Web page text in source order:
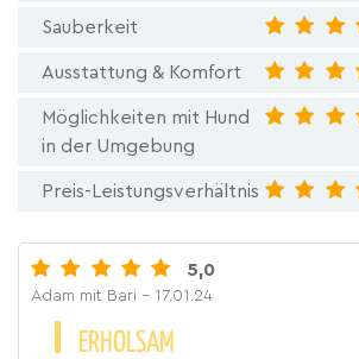
Sauberkeit
Ausstattung & Komfort
Möglichkeiten mit Hund
in der Umgebung
Preis-Leistungsverhältnis
5,0
Adam mit Bari - 17.01.24
ERHOLSAM